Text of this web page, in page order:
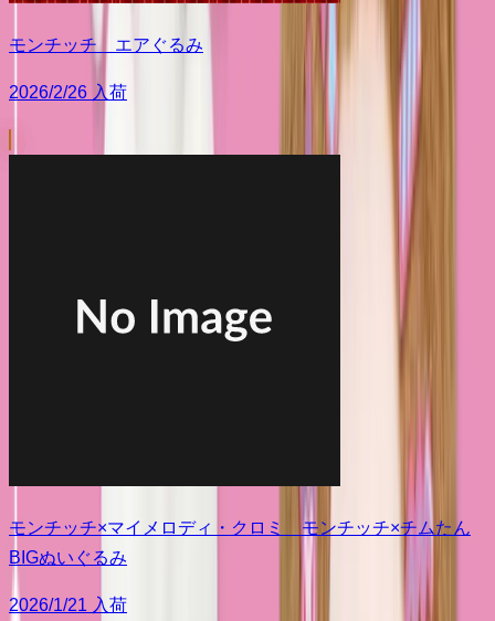
モンチッチ エアぐるみ
2026/2/26 入荷
モンチッチ×マイメロディ・クロミ モンチッチ×チムたん
BIGぬいぐるみ
2026/1/21 入荷